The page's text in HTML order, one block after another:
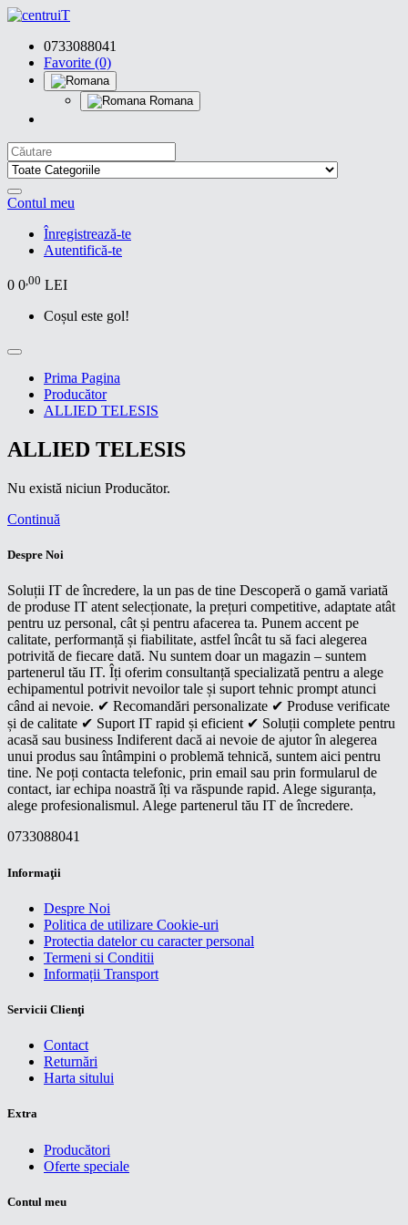
0733088041
Favorite (0)
Romana
Contul meu
Înregistrează-te
Autentifică-te
0 0,00 LEI
Coșul este gol!
Prima Pagina
Producător
ALLIED TELESIS
ALLIED TELESIS
Nu există niciun Producător.
Continuă
Despre Noi
Soluții IT de încredere, la un pas de tine Descoperă o gamă variată
de produse IT atent selecționate, la prețuri competitive, adaptate atât
pentru uz personal, cât și pentru afacerea ta. Punem accent pe
calitate, performanță și fiabilitate, astfel încât tu să faci alegerea
potrivită de fiecare dată. Nu suntem doar un magazin – suntem
partenerul tău IT. Îți oferim consultanță specializată pentru a alege
echipamentul potrivit nevoilor tale și suport tehnic prompt atunci
când ai nevoie. ✔ Recomandări personalizate ✔ Produse verificate
și de calitate ✔ Suport IT rapid și eficient ✔ Soluții complete pentru
acasă sau business Indiferent dacă ai nevoie de ajutor în alegerea
unui produs sau întâmpini o problemă tehnică, suntem aici pentru
tine. Ne poți contacta telefonic, prin email sau prin formularul de
contact, iar echipa noastră îți va răspunde rapid. Alege siguranța,
alege profesionalismul. Alege partenerul tău IT de încredere.
0733088041
Informaţii
Despre Noi
Politica de utilizare Cookie-uri
Protectia datelor cu caracter personal
Termeni si Conditii
Informații Transport
Servicii Clienţi
Contact
Returnări
Harta sitului
Extra
Producători
Oferte speciale
Contul meu